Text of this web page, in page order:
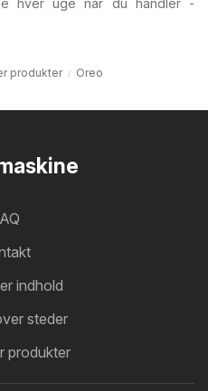
produkter Oreo
indhold
steder
produkter